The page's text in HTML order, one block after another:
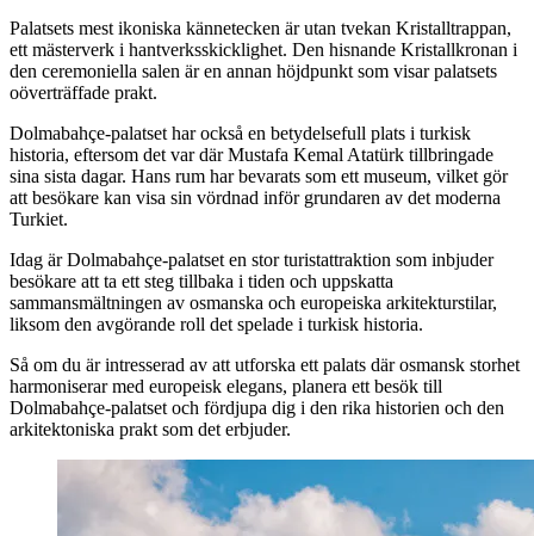
Palatsets mest ikoniska kännetecken är utan tvekan Kristalltrappan,
ett mästerverk i hantverksskicklighet. Den hisnande Kristallkronan i
den ceremoniella salen är en annan höjdpunkt som visar palatsets
oöverträffade prakt.
Dolmabahçe-palatset har också en betydelsefull plats i turkisk
historia, eftersom det var där Mustafa Kemal Atatürk tillbringade
sina sista dagar. Hans rum har bevarats som ett museum, vilket gör
att besökare kan visa sin vördnad inför grundaren av det moderna
Turkiet.
Idag är Dolmabahçe-palatset en stor turistattraktion som inbjuder
besökare att ta ett steg tillbaka i tiden och uppskatta
sammansmältningen av osmanska och europeiska arkitekturstilar,
liksom den avgörande roll det spelade i turkisk historia.
Så om du är intresserad av att utforska ett palats där osmansk storhet
harmoniserar med europeisk elegans, planera ett besök till
Dolmabahçe-palatset och fördjupa dig i den rika historien och den
arkitektoniska prakt som det erbjuder.